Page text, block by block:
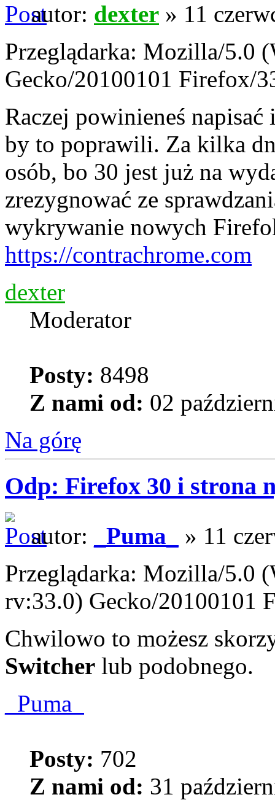
autor: dexter » 11
Przeglądarka: Mozilla/5.0
Gecko/20100101 Firefox/
Raczej powinieneś
by to poprawili. Za kilka
osób, bo 30 jest już na
zrezygnować ze
wykrywanie nowych
https://contrachrome.com
dexter
Moderator
Posty: 8498
Z nami od: 02
Na górę
Odp: Firefox 30 i strona
autor: _Puma_
» 11
Przeglądarka: Mozilla/5.0
rv:33.0) Gecko/20100101
Chwilowo to możesz
Switcher lub podobnego.
_Puma_
Posty: 702
Z nami od: 31